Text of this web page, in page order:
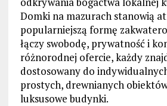
Domki na mazurach stanowią
popularniejszą formę
łączy swobodę, prywatność i
różnorodnej ofercie, każdy
dostosowany do
prostych, drewnianych
luksusowe budynki.